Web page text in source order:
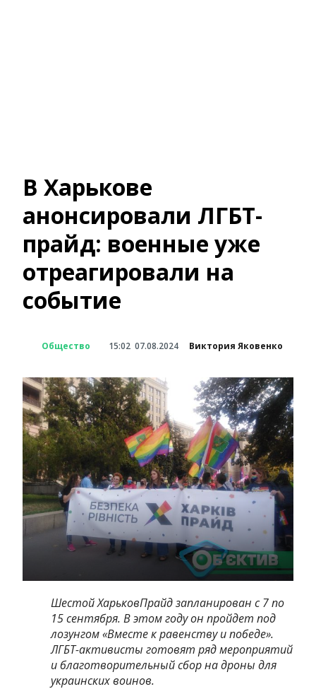
В Харькове
анонсировали ЛГБТ-
прайд: военные уже
отреагировали на
событие
Общество 15:02 07.08.2024 Виктория Яковенко
Шестой ХарьковПрайд запланирован с 7 по
15 сентября. В этом году он пройдет под
лозунгом «Вместе к равенству и победе».
ЛГБТ-активисты готовят ряд мероприятий
и благотворительный сбор на дроны для
украинских воинов.